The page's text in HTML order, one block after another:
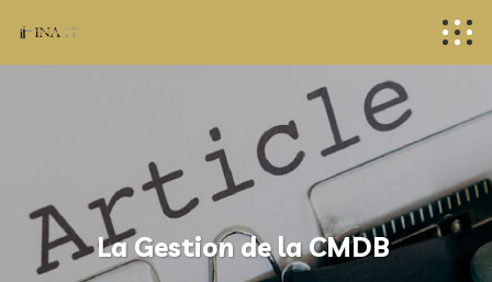
La Gestion de la CMDB